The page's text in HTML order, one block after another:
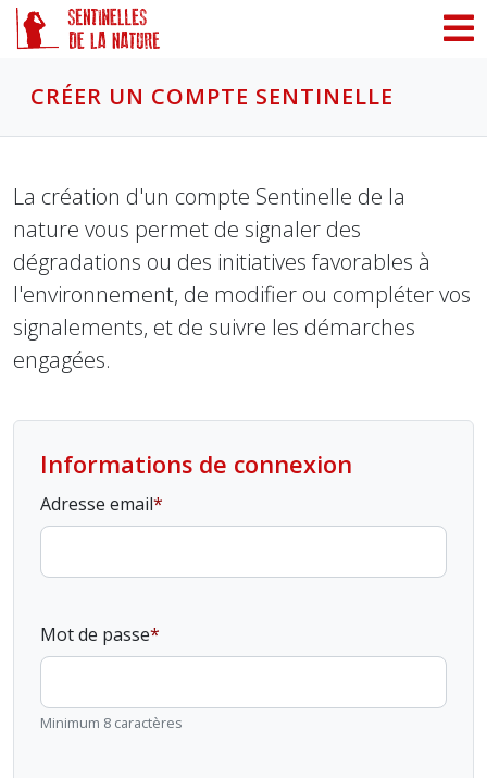
CRÉER UN COMPTE SENTINELLE
La création d'un compte Sentinelle de la
nature vous permet de signaler des
dégradations ou des initiatives favorables à
l'environnement, de modifier ou compléter vos
signalements, et de suivre les démarches
engagées.
Informations de connexion
Adresse email
Mot de passe
Minimum 8 caractères
Panneau de gestion des cookies